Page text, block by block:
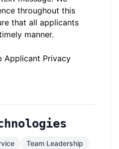
throughout this
that all applicants
manner.
Applicant Privacy
Team Leadership